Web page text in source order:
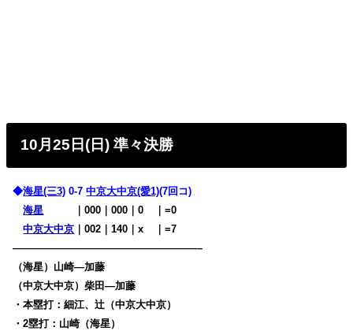
10月25日(日) 準々決勝
◆海星(三3) 0-7中京大中京(愛1)(7回コ)
海星
｜000｜000｜0
｜=0
中京大中京 ｜002｜140｜x
｜=7
——————————————————–
（海星）山崎―加藤
（中京大中京）柴田―加藤
・本塁打：細江、辻（中京大中京）
・2塁打：山崎（海星）